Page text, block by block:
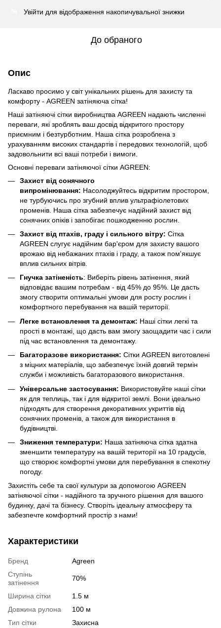
Увійти для відображення накопичувальної знижки
До обраного
Опис
Ласкаво просимо у світ унікальних рішень для захисту та
комфорту - AGREEN затіняюча сітка!
Наші затіняючі сітки виробництва AGREEN надають численні
переваги, які зроблять ваш досвід відкритого простору
приємним і безтурботним. Наша сітка розроблена з
урахуванням високих стандартів і передових технологій, щоб
задовольнити всі ваші потреби і вимоги.
Основні переваги затіняючої сітки AGREEN:
Захист від сонячного
випромінювання: Насолоджуйтесь відкритим простором,
не турбуючись про згубний вплив ультрафіолетових
променів. Наша сітка забезпечує надійний захист від
сонячних опіків і запобігає пошкодженню рослин.
Захист від птахів, граду і сильного вітру: Сітка
AGREEN слугує надійним бар'єром для захисту вашого
врожаю від небажаних птахів і граду, а також пом'якшує
вплив сильних вітрів.
Гнучка затіненість: Виберіть рівень затінення, який
відповідає вашим потребам - від 45% до 95%. Це дасть
змогу створити оптимальні умови для росту рослин і
комфортного перебування на вашій території.
Легке встановлення та демонтаж: Наші сітки легкі та
прості в монтажі, що дасть вам змогу заощадити час і сили
під час встановлення та демонтажу.
Багаторазове використання: Сітки AGREEN виготовлені
з міцних матеріалів, що забезпечує їхній довгий термін
служби і можливість багаторазового використання.
Універсальне застосування: Використовуйте наші сітки
як для теплиць, так і для відкритої землі. Вони ідеально
підходять для створення декоративних укриттів від
сонячних променів, а також для використання в
будівництві.
Зниження температури: Наша затіняюча сітка здатна
зменшити температуру на вашій території на 10 градусів,
що створює комфортні умови для перебування в спекотну
погоду.
Захистіть себе та свої культури за допомогою AGREEN
затіняючої сітки - надійного та зручного рішення для вашого
будинку, дачі та бізнесу. Створіть ідеальну атмосферу та
забезпечте комфортний простір з нами!
Характеристики
Бренд
Agreen
Ступінь
затінення
70%
Ширина сітки
1.5 м
Довжина рулона
100 м
Тип сітки
Захисна